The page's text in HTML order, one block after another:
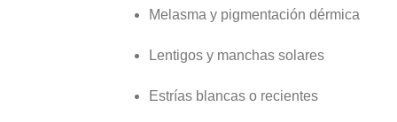
Melasma y pigmentación dérmica
Lentigos y manchas solares
Estrías blancas o recientes